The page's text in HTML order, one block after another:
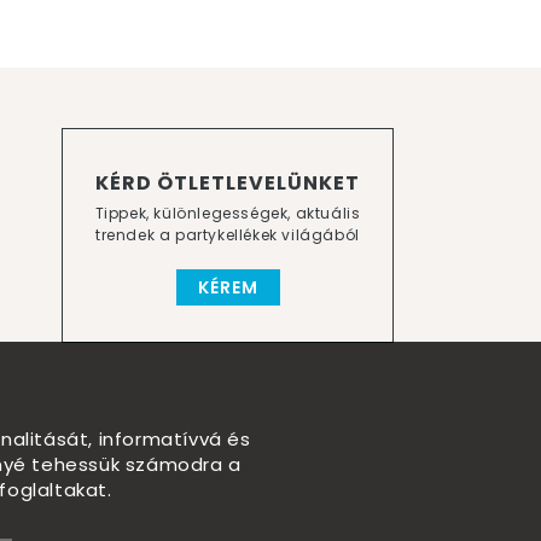
KÉRD ÖTLETLEVELÜNKET
Tippek, különlegességek, aktuális
trendek a partykellékek világából
KÉREM
informatívvá és
tehessük számodra a
foglaltakat.